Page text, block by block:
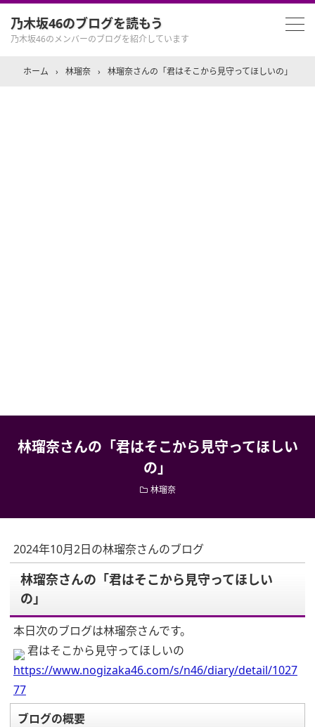
乃木坂46のブログを読もう
乃木坂46のメンバーのブログを紹介しています
ホーム › 林瑠奈 › 林瑠奈さんの「君はそこから見守ってほしいの」
林瑠奈さんの「君はそこから見守ってほしい
の」
林瑠奈
2024年10月2日の林瑠奈さんのブログ
林瑠奈さんの「君はそこから見守ってほしい
の」
本日次のブログは林瑠奈さんです。
君はそこから見守ってほしいの
https://www.nogizaka46.com/s/n46/diary/detail/1027
77
ブログの概要